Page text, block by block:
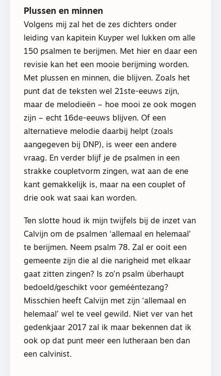
Plussen en minnen
Volgens mij zal het de zes dichters onder
leiding van kapitein Kuyper wel lukken om alle
150 psalmen te berijmen. Met hier en daar een
revisie kan het een mooie berijming worden.
Met plussen en minnen, die blijven. Zoals het
punt dat de teksten wel 21ste-eeuws zijn,
maar de melodieën – hoe mooi ze ook mogen
zijn – echt 16de-eeuws blijven. Of een
alternatieve melodie daarbij helpt (zoals
aangegeven bij DNP), is weer een andere
vraag. En verder blijf je de psalmen in een
strakke coupletvorm zingen, wat aan de ene
kant gemakkelijk is, maar na een couplet of
drie ook wat saai kan worden.
Ten slotte houd ik mijn twijfels bij de inzet van
Calvijn om de psalmen ‘allemaal en helemaal’
te berijmen. Neem psalm 78. Zal er ooit een
gemeente zijn die al die narigheid met elkaar
gaat zitten zingen? Is zo’n psalm überhaupt
bedoeld/geschikt voor gemééntezang?
Misschien heeft Calvijn met zijn ‘allemaal en
helemaal’ wel te veel gewild. Niet ver van het
gedenkjaar 2017 zal ik maar bekennen dat ik
ook op dat punt meer een lutheraan ben dan
een calvinist.